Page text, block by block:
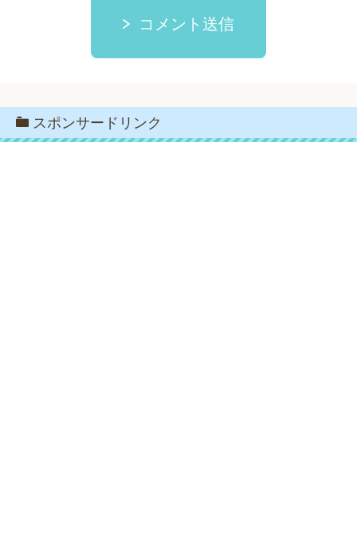
コメント送信
スポンサードリンク